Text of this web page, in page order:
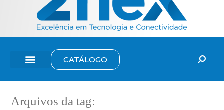
CATÁLOGO
Arquivos da tag: